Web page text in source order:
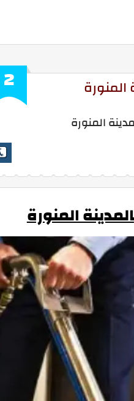
2
المنورة
المنورة